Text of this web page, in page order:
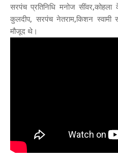
सरपंच प्रतिनिधि मनोज
कुलदीप, सरपंच नेतराम,किशन स्वामी
मौजूद थे।